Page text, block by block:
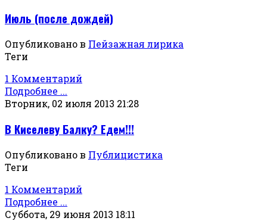
Июль (после дождей)
Опубликовано в Пейзажная лирика
Теги
1 Комментарий
Подробнее ...
Вторник, 02 июля 2013 21:28
В Киселеву Балку? Едем!!!
Опубликовано в Публицистика
Теги
1 Комментарий
Подробнее ...
Суббота, 29 июня 2013 18:11